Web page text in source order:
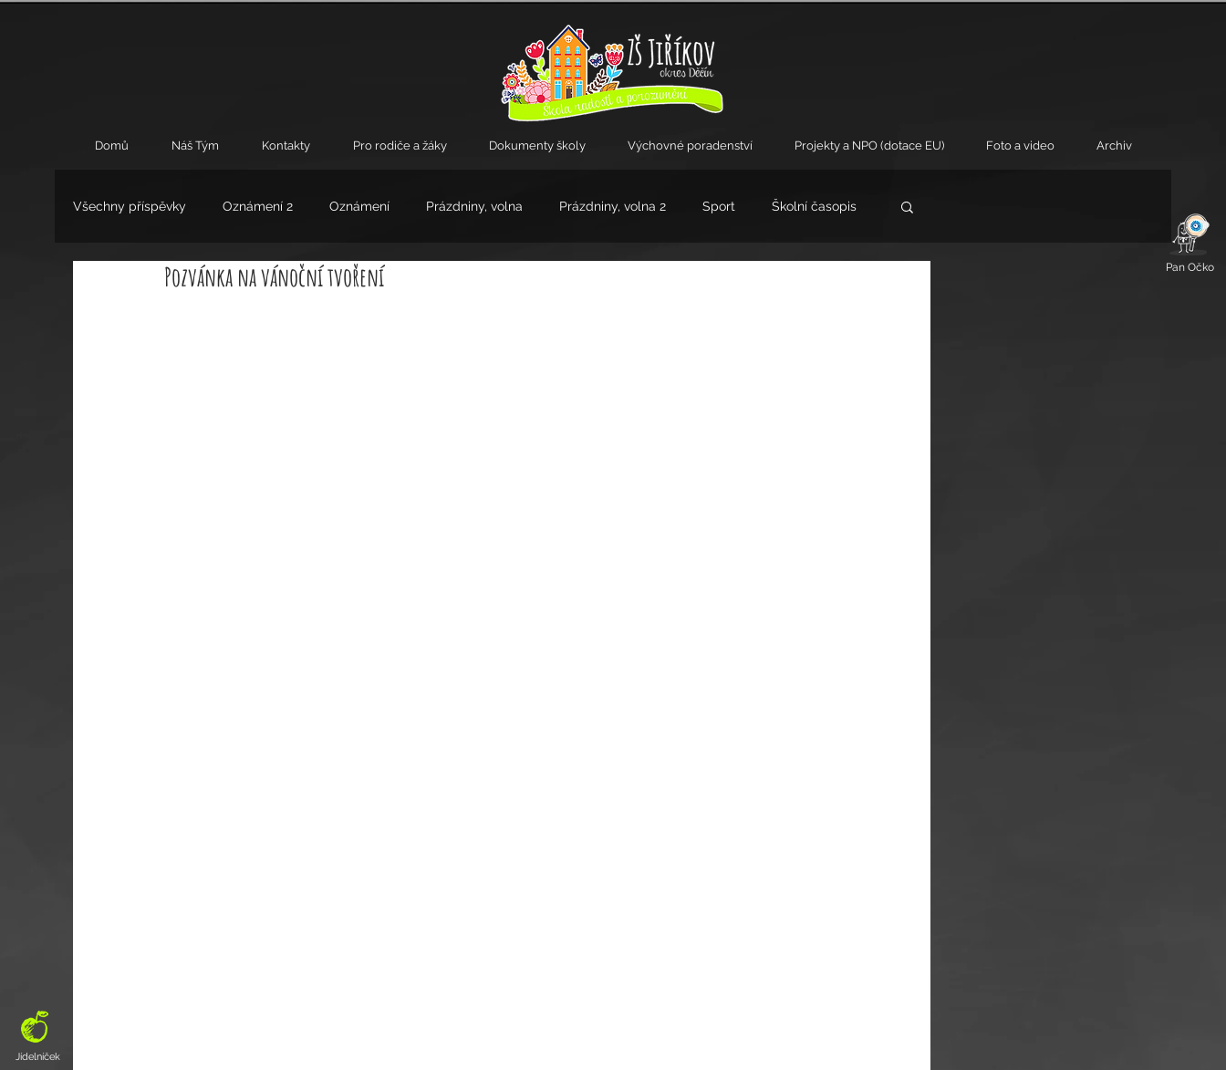
Pan Očko
Domů Náš Tým Kontakty Pro rodiče a žáky Dokumenty školy Výchovné poradenství Projekty a NPO (dotace EU) Foto a video Archiv
Jídelníček
Všechny příspěvky Oznámení 2 Oznámení Prázdniny, volna Prázdniny, volna 2 Sport Školní časopis
Výchovné poradenství Zájmové kroužky
Pozvánka na vánoční tvoření